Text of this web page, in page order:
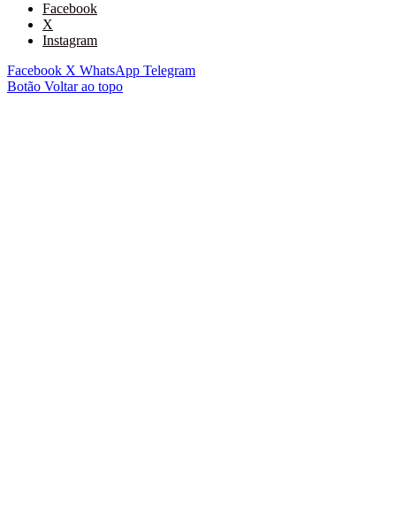
Facebook
X
Instagram
Facebook X WhatsApp Telegram
Botão Voltar ao topo